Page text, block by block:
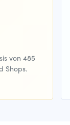
von 485
Shops.